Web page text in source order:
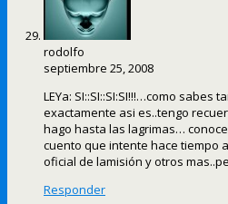
rodolfo
septiembre 25, 2008
LEYa: SI::SI::SI:SI!!!…como sabes
exactamente asi es..tengo
hago hasta las lagrimas…
cuento que intente hace tiempo
oficial de lamisión y otros
Responder